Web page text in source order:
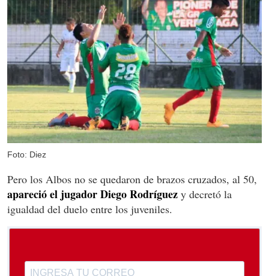
Foto: Diez
Pero los Albos no se quedaron de brazos cruzados, al 50,
apareció el jugador Diego Rodríguez y decretó la
igualdad del duelo entre los juveniles.